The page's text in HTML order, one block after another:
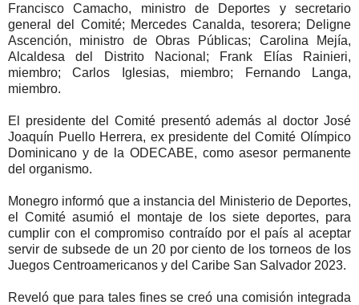
Francisco Camacho, ministro de Deportes y secretario
general del Comité; Mercedes Canalda, tesorera; Deligne
Ascención, ministro de Obras Públicas; Carolina Mejía,
Alcaldesa del Distrito Nacional; Frank Elías Rainieri,
miembro; Carlos Iglesias, miembro; Fernando Langa,
miembro.
El presidente del Comité presentó además al doctor José
Joaquín Puello Herrera, ex presidente del Comité Olímpico
Dominicano y de la ODECABE, como asesor permanente
del organismo.
Monegro informó que a instancia del Ministerio de Deportes,
el Comité asumió el montaje de los siete deportes, para
cumplir con el compromiso contraído por el país al aceptar
servir de subsede de un 20 por ciento de los torneos de los
Juegos Centroamericanos y del Caribe San Salvador 2023.
Reveló que para tales fines se creó una comisión integrada